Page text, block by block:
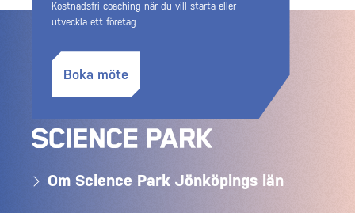
Kostnadsfri coaching när du vill starta eller
utveckla ett företag
Boka möte
Om Science Park Jönköpings län